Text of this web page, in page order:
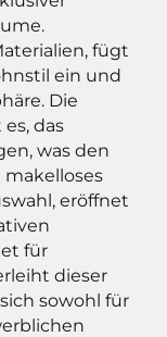
fügt
ein und
Die
das
was den
eröffnet
für
dieser
sowohl für